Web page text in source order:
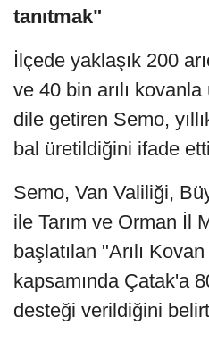
tanıtmak"
İlçede yaklaşık 200
ve 40 bin arılı kovanla
dile getiren Semo,
bal üretildiğini ifade
Semo, Van Valiliği,
ile Tarım ve Orman İl
başlatılan "Arılı
kapsamında Çatak'a
desteği verildiğini